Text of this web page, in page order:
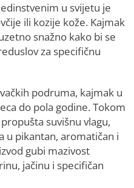
u svijetu je
ili kozije kože. Kajmak
snažno kako bi se
za specifičnu
podruma, kajmak u
do pola godine. Tokom
suvišnu vlagu,
u pikantan, aromatičan i
gubi mazivost
jačinu i specifičan